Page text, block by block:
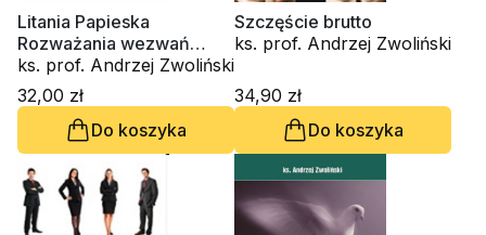
Litania Papieska
Rozważania wezwań
litanii do św. Jana Pawła II
ks. prof. Andrzej Zwoliński
32,00 zł
Do koszyka
Szczęście brutto
ks. prof. Andrzej Zwoliński
34,90 zł
Do koszyka